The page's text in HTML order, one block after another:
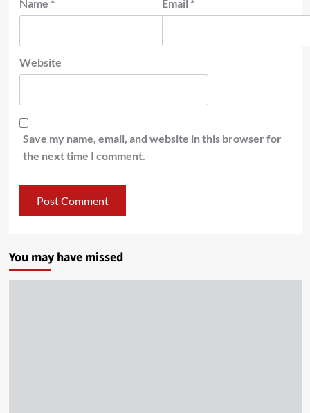
Name * Email *
Website
Save my name, email, and website in this browser for
the next time I comment.
You may have missed